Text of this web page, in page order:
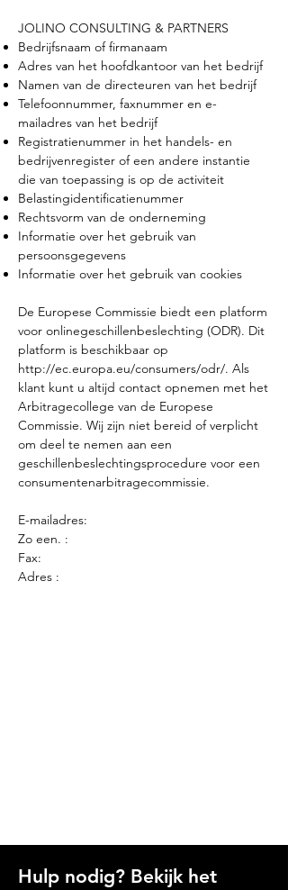
JOLINO CONSULTING & PARTNERS
Bedrijfsnaam of firmanaam
Adres van het hoofdkantoor van het bedrijf
Namen van de directeuren van het bedrijf
Telefoonnummer, faxnummer en e-
mailadres van het bedrijf
Registratienummer in het handels- en
bedrijvenregister of een andere instantie
die van toepassing is op de activiteit
Belastingidentificatienummer
Rechtsvorm van de onderneming
Informatie over het gebruik van
persoonsgegevens
Informatie over het gebruik van cookies
De Europese Commissie biedt een platform
voor onlinegeschillenbeslechting (ODR). Dit
platform is beschikbaar op
http://ec.europa.eu/consumers/odr/. Als
klant kunt u altijd contact opnemen met het
Arbitragecollege van de Europese
Commissie. Wij zijn niet bereid of verplicht
om deel te nemen aan een
geschillenbeslechtingsprocedure voor een
consumentenarbitragecommissie.
E-mailadres:
Zo een. :
Fax:
Adres :
Hulp nodig? Bekijk het